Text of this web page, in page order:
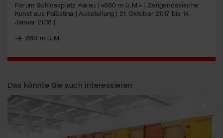
Forum Schlossplatz Aarau | «880 m ü. M.» | Zeitgenössische
Kunst aus Palästina | Ausstellung | 21. Oktober 2017 bis 14.
Januar 2018 |
880 m ü. M.
Das könnte Sie auch interessieren